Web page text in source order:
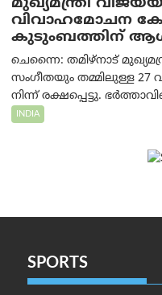
വിവാഹമോചന
കുടുംബത്തിന്
ചെന്നൈ: തമിഴ്‌നാട്
സംഗീതയും തമ്മിലുള്ള
നിന്ന് രക്ഷപ്പെട്ടു.
INDIA
SPORTS